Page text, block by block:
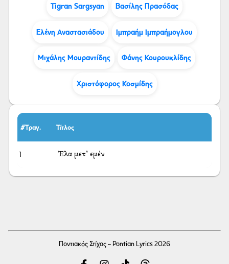
Tigran Sargsyan Βασίλης Πρασόδας
Ελένη Αναστασιάδου Ιμπραήμ Ιμπραήμογλου
Μιχάλης Μουραντίδης Φάνης Κουρουκλίδης
Χριστόφορος Κοσμίδης
#Τραγ. Τίτλος
1 Έλα μετ’ εμέν
Ποντιακός Στίχος - Pontian Lyrics 2026